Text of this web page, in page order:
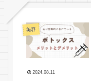
美容
2024.08.11